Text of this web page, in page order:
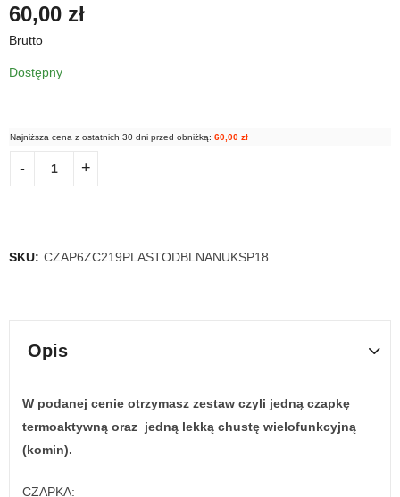
60,00 zł
Brutto
Dostępny
Najniższa cena z ostatnich 30 dni przed obniżką: 60,00 zł
SKU: CZAP6ZC219PLASTODBLNANUKSP18
Opis
W podanej cenie otrzymasz zestaw czyli jedną czapkę
termoaktywną oraz jedną lekką chustę wielofunkcyjną
(komin).
CZAPKA: